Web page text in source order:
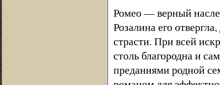
Ромео — верный
Розалина его
страсти. При всей
столь благородна и
преданиями родной